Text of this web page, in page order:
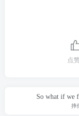
点
So what if we
摔